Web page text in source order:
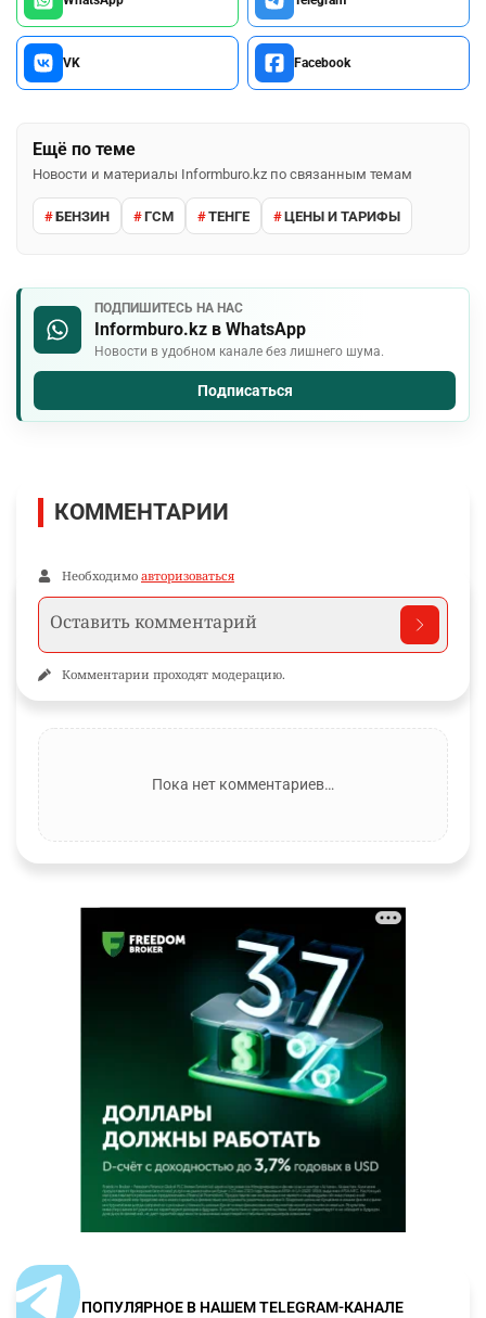
VK Facebook
Ещё по теме
Новости и материалы Informburo.kz по связанным темам
БЕНЗИН ГСМ ТЕНГЕ ЦЕНЫ И ТАРИФЫ
ПОДПИШИТЕСЬ НА НАС
Informburo.kz в WhatsApp
Новости в удобном канале без лишнего шума.
Подписаться
КОММЕНТАРИИ
Необходимо авторизоваться
Комментарии проходят модерацию.
Пока нет комментариев…
ПОПУЛЯРНОЕ В НАШЕМ TELEGRAM-КАНАЛЕ